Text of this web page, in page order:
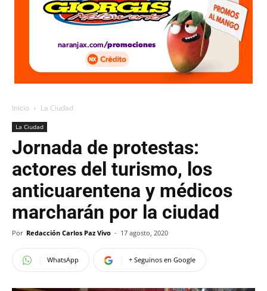
Inicio La Ciudad
La Ciudad
Jornada de protestas:
actores del turismo, los
anticuarentena y médicos
marcharán por la ciudad
Por Redacción Carlos Paz Vivo - 17 agosto, 2020
WhatsApp + Seguinos en Google